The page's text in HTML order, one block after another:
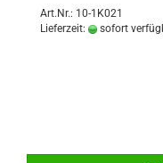
Art.Nr.: 10-1K021
Lieferzeit:
sofort